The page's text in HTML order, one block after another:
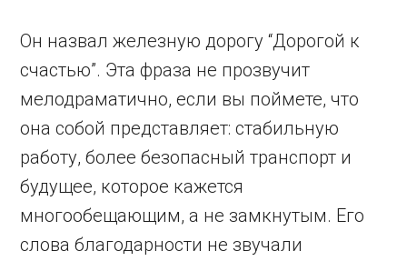
Он назвал железную дорогу “Дорогой к
счастью”. Эта фраза не прозвучит
мелодраматично, если вы поймете, что
она собой представляет: стабильную
работу, более безопасный транспорт и
будущее, которое кажется
многообещающим, а не замкнутым. Его
слова благодарности не звучали